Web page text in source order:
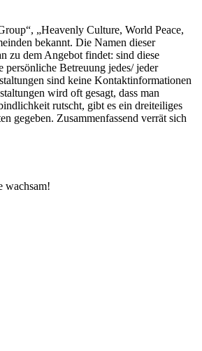
„Heavenly Culture, World Peace,
bekannt. Die Namen dieser
zu dem Angebot findet: sind diese
Betreuung jedes/ jeder
sind keine Kontaktinformationen
wird oft gesagt, dass man
rutscht, gibt es ein dreiteiliges
gegeben. Zusammenfassend verrät sich
wachsam!